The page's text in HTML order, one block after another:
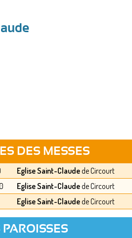
DES MESSES
Eglise Saint-Claudede Circourt
Eglise Saint-Claudede Circourt
Eglise Saint-Claudede Circourt
PAROISSES